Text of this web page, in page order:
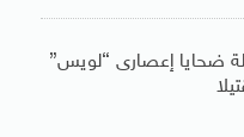
ضحايا إعصارى “لويس”